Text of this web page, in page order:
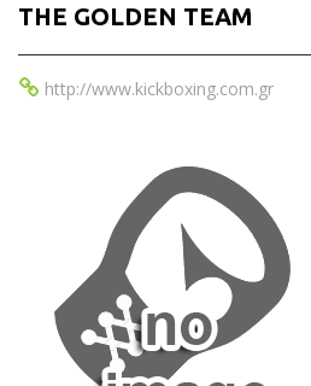
THE GOLDEN TEAM
http://www.kickboxing.com.gr